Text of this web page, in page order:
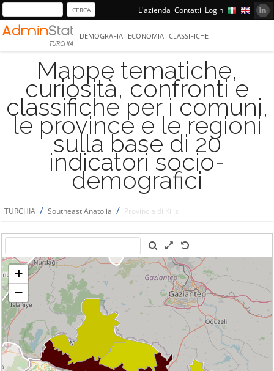
L'azienda Contatti Login
TURCHIA
DEMOGRAFIA ECONOMIA CLASSIFICHE
Mappe tematiche,
curiosità, confronti e
classifiche per i comuni,
le province e le regioni
sulla base di 20
indicatori socio-
demografici
TURCHIA / Southeast Anatolia / Provincia di Kilis